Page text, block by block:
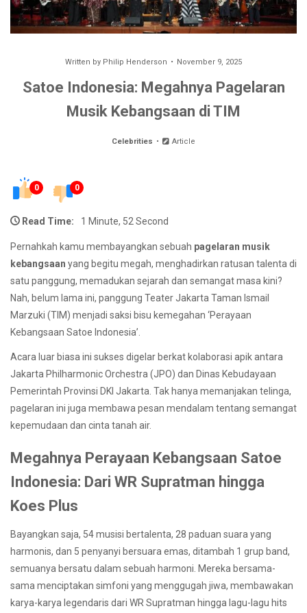
Written by Philip Henderson November 9, 2025
Satoe Indonesia: Megahnya Pagelaran
Musik Kebangsaan di TIM
Celebrities Article
0 0
Read Time: 1 Minute, 52 Second
Pernahkah kamu membayangkan sebuah pagelaran musik
kebangsaan yang begitu megah, menghadirkan ratusan talenta di
satu panggung, memadukan sejarah dan semangat masa kini?
Nah, belum lama ini, panggung Teater Jakarta Taman Ismail
Marzuki (TIM) menjadi saksi bisu kemegahan ‘Perayaan
Kebangsaan Satoe Indonesia’.
Acara luar biasa ini sukses digelar berkat kolaborasi apik antara
Jakarta Philharmonic Orchestra (JPO) dan Dinas Kebudayaan
Pemerintah Provinsi DKI Jakarta. Tak hanya memanjakan telinga,
pagelaran ini juga membawa pesan mendalam tentang semangat
kepemudaan dan cinta tanah air.
Megahnya Perayaan Kebangsaan Satoe
Indonesia: Dari WR Supratman hingga
Koes Plus
Bayangkan saja, 54 musisi bertalenta, 28 paduan suara yang
harmonis, dan 5 penyanyi bersuara emas, ditambah 1 grup band,
semuanya bersatu dalam sebuah harmoni. Mereka bersama-
sama menciptakan simfoni yang menggugah jiwa, membawakan
karya-karya legendaris dari WR Supratman hingga lagu-lagu hits